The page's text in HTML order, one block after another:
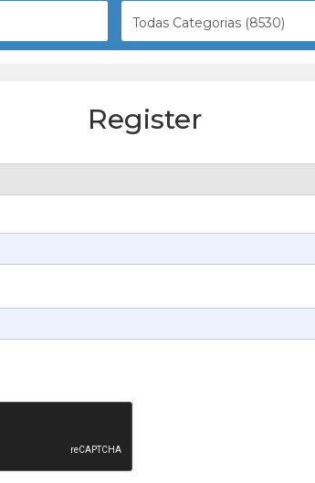
Todas Categorias (8530)
Register